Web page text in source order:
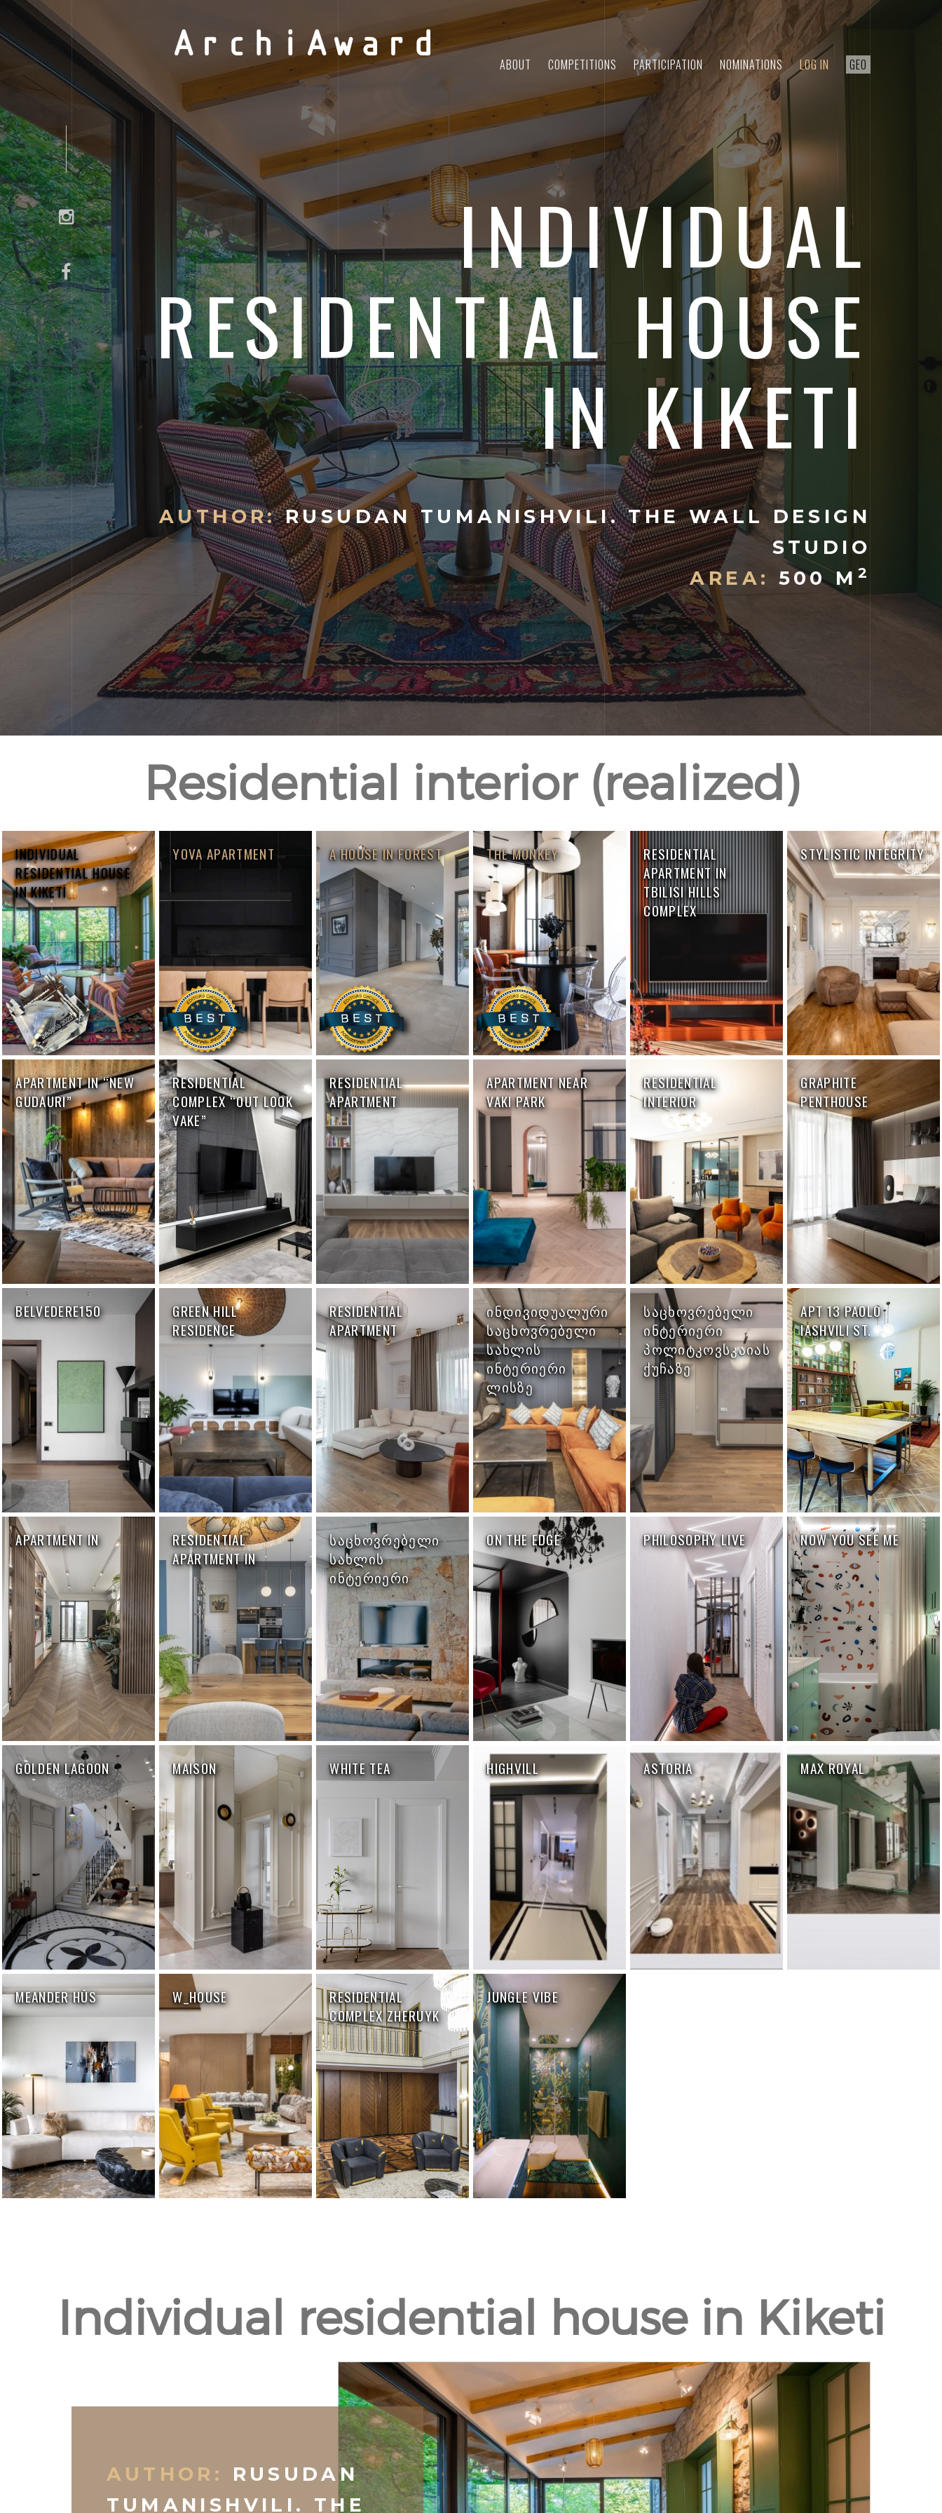
ABOUT COMPETITIONS PARTICIPATION NOMINATIONS LOG IN GEO
ArchiAward
INDIVIDUAL
RESIDENTIAL HOUSE
IN KIKETI
AUTHOR:RUSUDAN TUMANISHVILI. THE WALL DESIGN
STUDIO
AREA:
500 M 2
Residential interior (realized)
INDIVIDUAL
RESIDENTIAL HOUSE
IN KIKETI
YOVA APARTMENT A HOUSE IN FOREST THE MONKEY
RESIDENTIAL
APARTMENT IN
TBILISI HILLS
COMPLEX
STYLISTIC INTEGRITY
APARTMENT IN “NEW
GUDAURI”
RESIDENTIAL
COMPLEX “OUT LOOK
VAKE”
RESIDENTIAL
APARTMENT
APARTMENT NEAR
VAKI PARK
RESIDENTIAL
INTERIOR
GRAPHITE
PENTHOUSE
BELVEDERE150
GREEN HILL
RESIDENCE
RESIDENTIAL
APARTMENT
ᲘᲜᲓᲘᲕᲘᲓᲣᲐᲚᲣᲠᲘ
ᲡᲐᲪᲮᲝᲕᲠᲔᲑᲔᲚᲘ
ᲡᲐᲮᲚᲘᲡ
ᲘᲜᲢᲔᲠᲘᲔᲠᲘ
ᲚᲘᲡᲖᲔ
ᲡᲐᲪᲮᲝᲕᲠᲔᲑᲔᲚᲘ
ᲘᲜᲢᲔᲠᲘᲔᲠᲘ
ᲞᲝᲚᲘᲢᲙᲝᲕᲡᲙᲐᲘᲐᲡ
ᲥᲣᲩᲐᲖᲔ
APT 13 PAOLO
IASHVILI ST.
APARTMENT IN
RESIDENTIAL
APARTMENT IN
ᲡᲐᲪᲮᲝᲕᲠᲔᲑᲔᲚᲘ
ᲡᲐᲮᲚᲘᲡ
ᲘᲜᲢᲔᲠᲘᲔᲠᲘ
ON THE EDGE PHILOSOPHY LIVE NOW YOU SEE ME
GOLDEN LAGOON MAISON WHITE TEA HIGHVILL ASTORIA MAX ROYAL
MEANDER HŪS W_HOUSE
RESIDENTIAL
COMPLEX ZHERUYK
JUNGLE VIBE
Individual residential house in Kiketi
AUTHOR:
RUSUDAN
TUMANISHVILI. THE